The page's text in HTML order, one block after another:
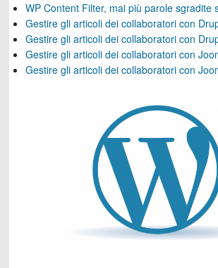
WP Content Filter, mai più parole sgradite
Gestire gli articoli dei collaboratori con
Gestire gli articoli dei collaboratori con
Gestire gli articoli dei collaboratori con
Gestire gli articoli dei collaboratori con